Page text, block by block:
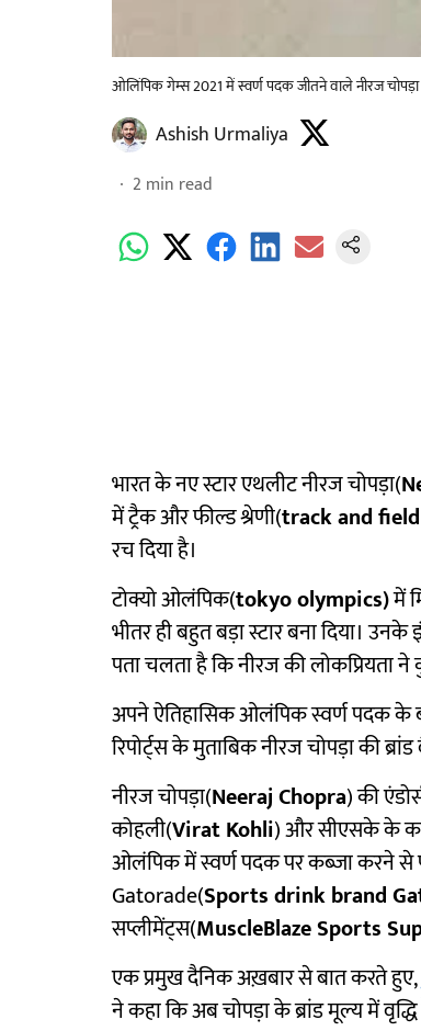
ओलिंपिक गेम्स 2021 में स्वर्ण पदक जीतने वाले नीरज चोपड़ा
Ashish Urmaliya
2 min read
भारत के नए स्टार एथलीट नीरज चोपड़ा(
में ट्रैक और फील्ड श्रेणी(track and
रच दिया है।
टोक्यो ओलंपिक(tokyo olympics)में
भीतर ही बहुत बड़ा स्टार बना दिया।
पता चलता है कि नीरज की लोकप्रियता
अपने ऐतिहासिक ओलंपिक स्वर्ण पदक के
रिपोर्ट्स के मुताबिक नीरज चोपड़ा की
नीरज चोपड़ा(Neeraj Chopra) की
कोहली(Virat Kohli) और सीएसके के
ओलंपिक में स्वर्ण पदक पर कब्ज़ा करने से
Gatorade(Sports drink brand
सप्लीमेंट्स(MuscleBlaze Sports
एक प्रमुख दैनिक अख़बार से बात करते हुए,
ने कहा कि अब चोपड़ा के ब्रांड मूल्य में